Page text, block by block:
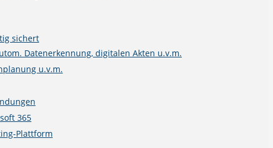
sichert
Datenerkennung, digitalen Akten u.v.m.
u.v.m.
365
Plattform